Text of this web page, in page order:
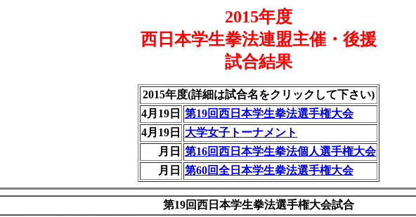
2015年度
西日本学生拳法連盟主催・後援
試合結果
2015年度(詳細は試合名をクリックして下さい)
4月19日 第19回西日本学生拳法選手権大会
4月19日
大学女子トーナメント
月日 第16回西日本学生拳法個人選手権大会
月日 第60回全日本学生拳法選手権大会
第19回西日本学生拳法選手権大会試合